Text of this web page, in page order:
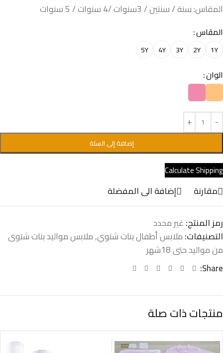
المقاس: سنة / سنتين / 3سنوات /4 سنوات / 5 سنوات
المقاس
1Y
2Y
3Y
4Y
5Y
الوان
إضافة إلى السلة
Calculate Shipping
مقارنة
إضافة الى المفضلة
رمز المنتج:غير محدد
التصنيفات:ملابس أطفال بنات شتوي,ملابس مواليد بنات شتوى
من مواليد حتى 18شهر
Share:
منتجات ذات صلة